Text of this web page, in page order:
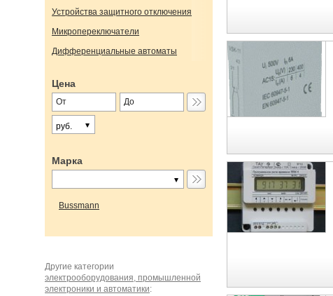
Устройства защитного отключения
Микропереключатели
Дифференциальные автоматы
Цена
руб.
Марка
Bussmann
Другие категории
электрооборудования, промышленной
электроники и автоматики: